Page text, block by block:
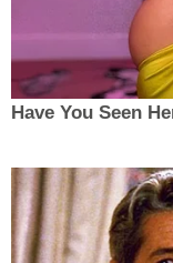
Have You Seen